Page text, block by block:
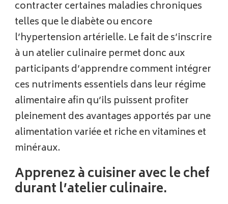
contracter certaines maladies chroniques
telles que le diabète ou encore
l’hypertension artérielle. Le fait de s’inscrire
à un atelier culinaire permet donc aux
participants d’apprendre comment intégrer
ces nutriments essentiels dans leur régime
alimentaire afin qu’ils puissent profiter
pleinement des avantages apportés par une
alimentation variée et riche en vitamines et
minéraux.
Apprenez à cuisiner avec le chef
durant l’atelier culinaire.